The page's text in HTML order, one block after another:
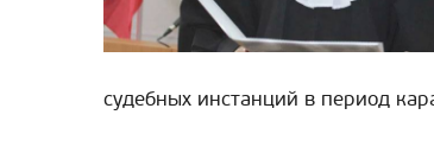
судебных инстанций в период